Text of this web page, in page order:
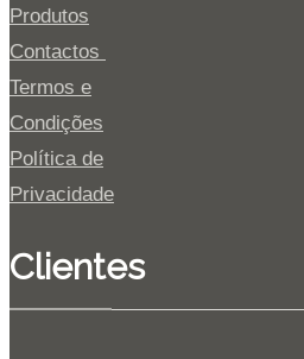
Produtos
Contactos
Termos e
Condições
Política de
Privacidade
Clientes